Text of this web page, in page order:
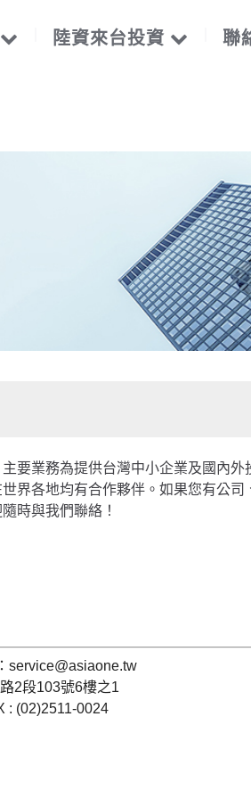
陸資來台投資 聯
要業務為提供台灣中小企業及國內
界各地均有合作夥伴。如果您有公
時與我們聯絡！
2段103號6樓之1
: (02)2511-0024